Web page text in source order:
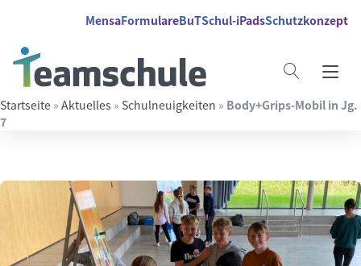
MensaFormulareBuTSchul-iPadsSchutzkonzept
Startseite » Aktuelles » Schulneuigkeiten » Body+Grips-Mobil in Jg.
7